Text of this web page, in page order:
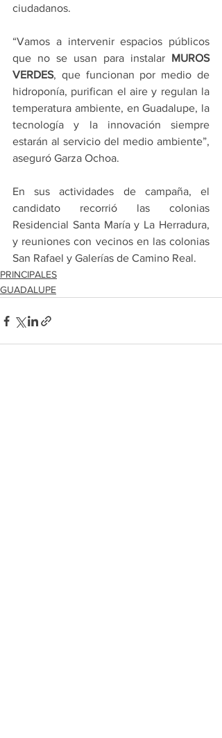
ciudadanos.
“Vamos a intervenir espacios públicos
que no se usan para instalar MUROS
VERDES, que funcionan por medio de
hidroponía, purifican el aire y regulan la
temperatura ambiente, en Guadalupe, la
tecnología y la innovación siempre
estarán al servicio del medio ambiente”,
aseguró Garza Ochoa.
En sus actividades de campaña, el
candidato recorrió las colonias
Residencial Santa María y La Herradura,
y reuniones con vecinos en las colonias
San Rafael y Galerías de Camino Real.
PRINCIPALES
GUADALUPE